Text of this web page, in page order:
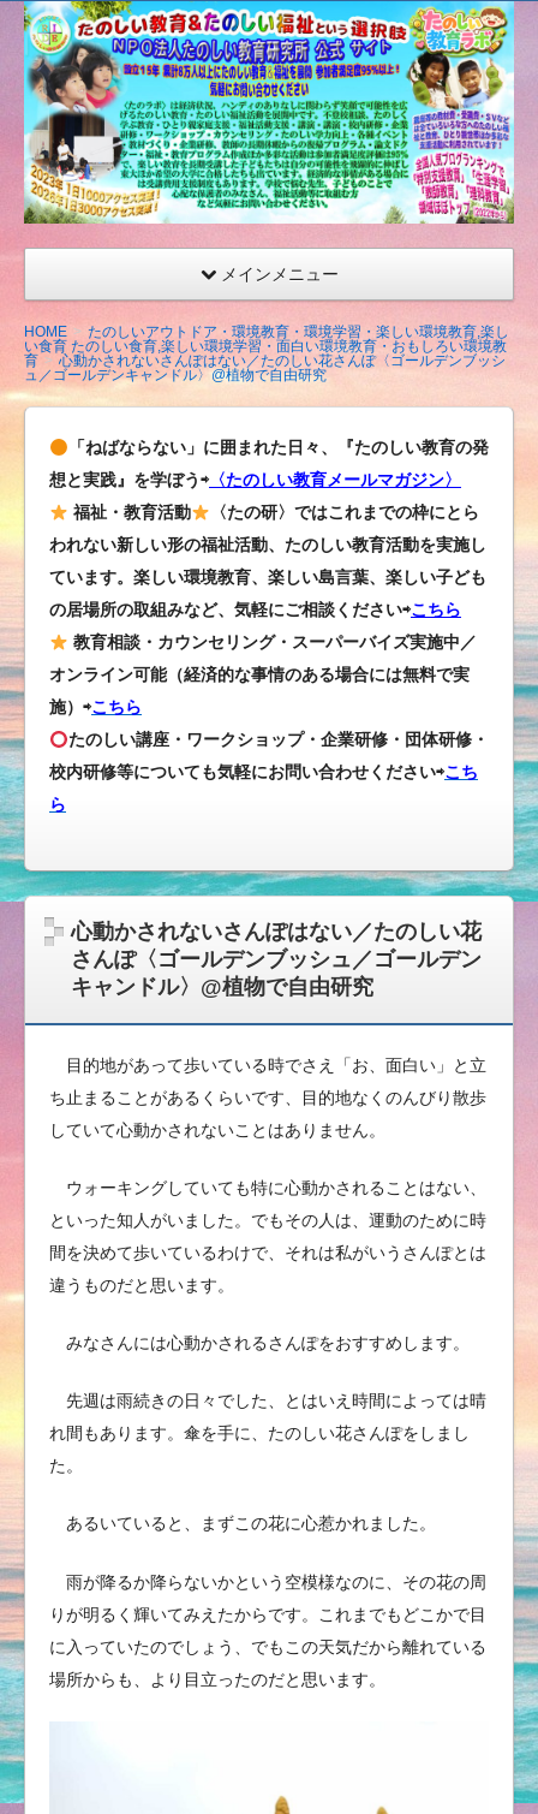
たの
しい
教育
研究
所
（沖
縄）
公式
ト
メインメニュー
HOME
たのしいアウトドア・環境教育・環境学習・楽しい環境教育,楽し
い食育 たのしい食育,楽しい環境学習・面白い環境教育・おもしろい環境教
育
心動かされないさんぽはない／たのしい花さんぽ〈ゴールデンブッシ
ュ／ゴールデンキャンドル〉@植物で自由研究
「ねばならない」に囲まれた日々、『たのしい教育の発
想と実践』を学ぼう⇨ 〈たのしい教育メールマガジン〉
福祉・教育活動
〈たの研〉ではこれまでの枠にとら
われない新しい形の福祉活動、たのしい教育活動を実施し
ています。楽しい環境教育、楽しい島言葉、楽しい子ども
の居場所の取組みなど、気軽にご相談ください⇨こちら
教育相談・カウンセリング・スーパーバイズ実施中／
オンライン可能（経済的な事情のある場合には無料で実
施）⇨こちら
たのしい講座・ワークショップ・企業研修・団体研修・
校内研修等についても気軽にお問い合わせください⇨こち
ら
心動かされないさんぽはない／たのしい花
さんぽ〈ゴールデンブッシュ／ゴールデン
キャンドル〉@植物で自由研究
目的地があって歩いている時でさえ「お、面白い」と立
ち止まることがあるくらいです、目的地なくのんびり散歩
していて心動かされないことはありません。
ウォーキングしていても特に心動かされることはない、
といった知人がいました。でもその人は、運動のために時
間を決めて歩いているわけで、それは私がいうさんぽとは
違うものだと思います。
みなさんには心動かされるさんぽをおすすめします。
先週は雨続きの日々でした、とはいえ時間によっては晴
れ間もあります。傘を手に、たのしい花さんぽをしまし
た。
あるいていると、まずこの花に心惹かれました。
雨が降るか降らないかという空模様なのに、その花の周
りが明るく輝いてみえたからです。これまでもどこかで目
に入っていたのでしょう、でもこの天気だから離れている
場所からも、より目立ったのだと思います。